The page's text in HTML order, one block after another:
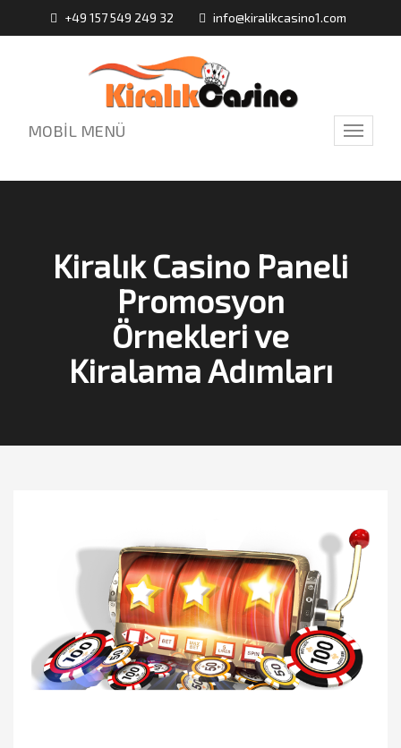
+49 157 549 249 32 info@kiralikcasino1.com
Toggle
MOBİL MENÜ
Kiralık Casino Paneli
Promosyon
Örnekleri ve
Kiralama Adımları